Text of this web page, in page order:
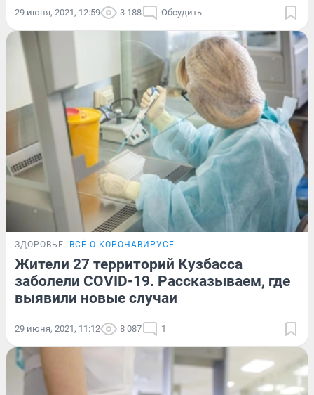
29 июня, 2021, 12:59 3 188 Обсудить
ЗДОРОВЬЕ ВСЁ О КОРОНАВИРУСЕ
Жители 27 территорий Кузбасса
заболели COVID-19. Рассказываем, где
выявили новые случаи
29 июня, 2021, 11:12 8 087 1